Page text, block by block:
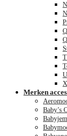
Merken
Baby’s
Babyjem